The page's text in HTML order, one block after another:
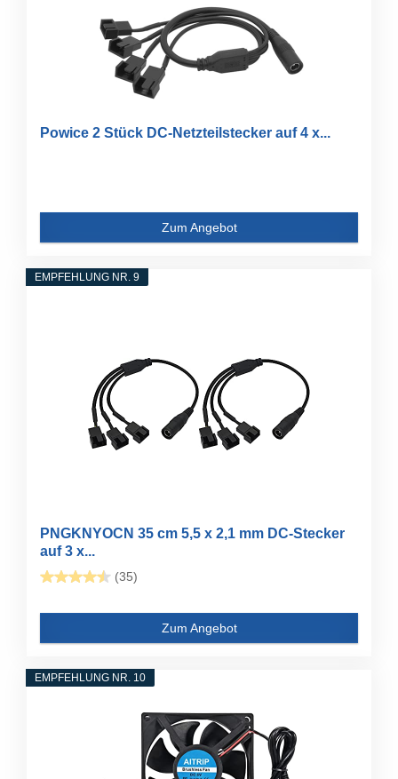
Powice 2 Stück DC-Netzteilstecker auf 4 x...
Zum Angebot
EMPFEHLUNG NR. 9
PNGKNYOCN 35 cm 5,5 x 2,1 mm DC-Stecker
auf 3 x...
(35)
Zum Angebot
EMPFEHLUNG NR. 10